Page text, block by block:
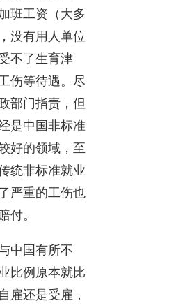
班工资（大多
没有用人单位
不了生育津
伤等待遇。尽
部门指责，但
是中国非标准
好的领域，至
统非标准就业
严重的工伤也
付。
中国有所不
比例原本就比
雇还是受雇，